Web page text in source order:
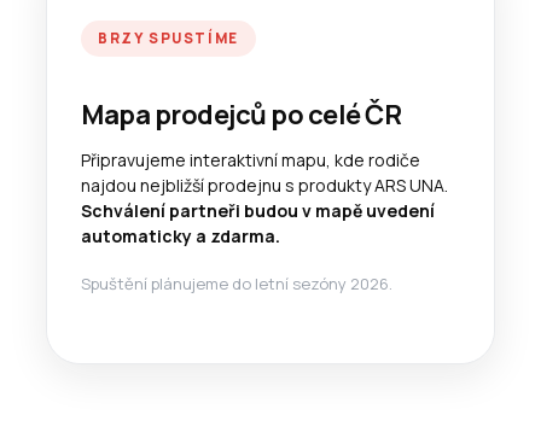
BRZY SPUSTÍME
Mapa prodejců po celé ČR
Připravujeme interaktivní mapu, kde rodiče
najdou nejbližší prodejnu s produkty ARS UNA.
Schválení partneři budou v mapě uvedení
automaticky a zdarma.
Spuštění plánujeme do letní sezóny 2026.